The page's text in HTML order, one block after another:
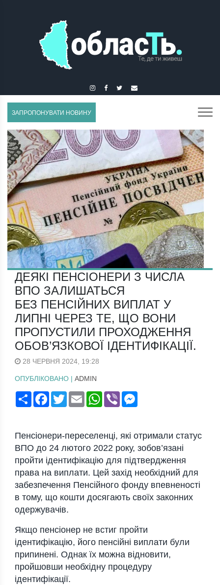
ЗАПРОПОНУВАТИ НОВИНУ
ДЕЯКІ ПЕНСІОНЕРИ З ЧИСЛА
ВПО ЗАЛИШАТЬСЯ
БЕЗ ПЕНСІЙНИХ ВИПЛАТ У
ЛИПНІ ЧЕРЕЗ ТЕ, ЩО ВОНИ
ПРОПУСТИЛИ ПРОХОДЖЕННЯ
ОБОВ’ЯЗКОВОЇ ІДЕНТИФІКАЦІЇ.
28 ЧЕРВНЯ 2024, 19:28
ОПУБЛІКОВАНО | ADMIN
ПоширитиFacebook
TwitterEmail WhatsApp
Viber
Пенсіонери-переселенці, які отримали статус
ВПО до 24 лютого 2022 року, зобов’язані
пройти ідентифікацію для підтвердження
права на виплати. Цей захід необхідний для
забезпечення Пенсійного фонду впевненості
в тому, що кошти досягають своїх законних
одержувачів.
Якщо пенсіонер не встиг пройти
ідентифікацію, його пенсійні виплати були
припинені. Однак їх можна відновити,
пройшовши необхідну процедуру
ідентифікації.